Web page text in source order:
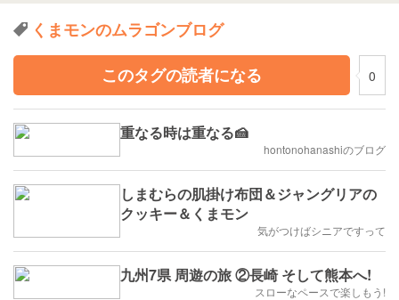
くまモンのムラゴンブログ
このタグの読者になる
0
重なる時は重なる🍰
hontonohanashiのブログ
しまむらの肌掛け布団＆ジャングリアの
クッキー＆くまモン
気がつけばシニアですって
九州7県 周遊の旅 ②長崎 そして熊本へ!
スローなペースで楽しもう!